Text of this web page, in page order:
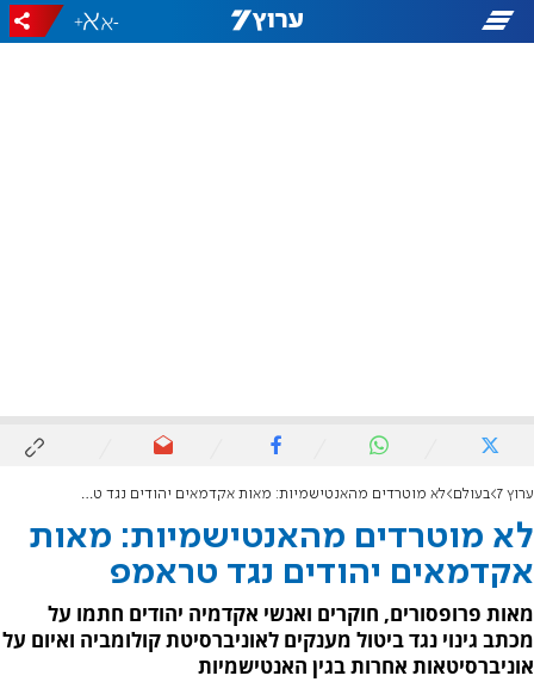
-
+
ערוץ 7 בעולם לא מוטרדים מהאנטישמיות: מאות אקדמאים יהודים נגד טראמפ
לא מוטרדים מהאנטישמיות: מאות
אקדמאים יהודים נגד טראמפ
מאות פרופסורים, חוקרים ואנשי אקדמיה יהודים חתמו על
מכתב גינוי נגד ביטול מענקים לאוניברסיטת קולומביה ואיום על
אוניברסיטאות אחרות בגין האנטישמיות